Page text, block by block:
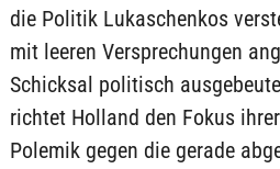
die Politik Lukaschenkos
mit leeren Versprechungen
Schicksal politisch
richtet Holland den Fokus
Polemik gegen die gerade